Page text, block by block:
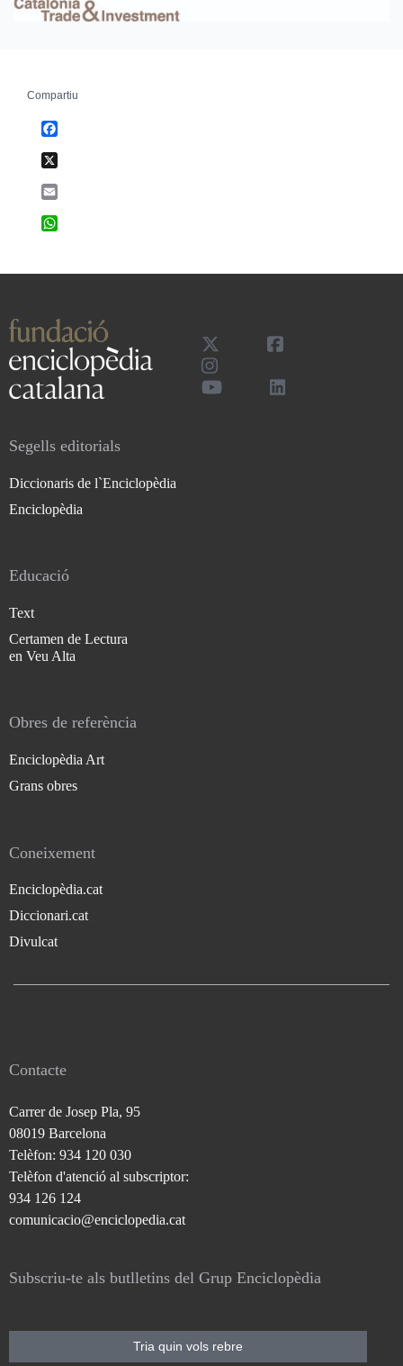
Compartiu
Segells editorials
Diccionaris de l`Enciclopèdia
Enciclopèdia
Educació
Text
Certamen de Lectura
en Veu Alta
Obres de referència
Enciclopèdia Art
Grans obres
Coneixement
Enciclopèdia.cat
Diccionari.cat
Divulcat
Contacte
Carrer de Josep Pla, 95
08019 Barcelona
Telèfon: 934 120 030
Telèfon d'atenció al subscriptor:
934 126 124
comunicacio@enciclopedia.cat
Subscriu-te als butlletins del Grup Enciclopèdia
Tria quin vols rebre